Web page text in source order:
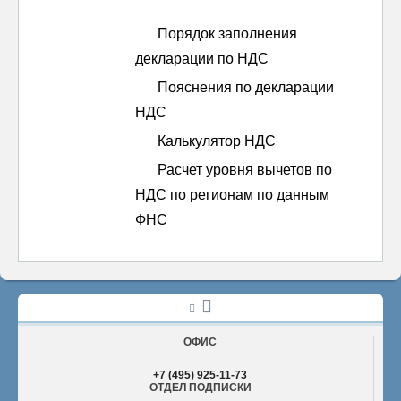
Порядок заполнения
декларации по НДС
Пояснения по декларации
НДС
Калькулятор НДС
Расчет уровня вычетов по
НДС по регионам по данным
ФНС
ОФИС
+7 (495) 925-11-73
ОТДЕЛ ПОДПИСКИ